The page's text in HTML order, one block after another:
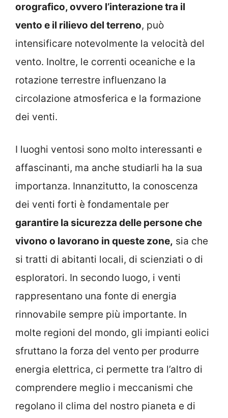
orografico, ovvero l’interazione tra il
vento e il rilievo del terreno, può
intensificare notevolmente la velocità del
vento. Inoltre, le correnti oceaniche e la
rotazione terrestre influenzano la
circolazione atmosferica e la formazione
dei venti.
I luoghi ventosi sono molto interessanti e
affascinanti, ma anche studiarli ha la sua
importanza. Innanzitutto, la conoscenza
dei venti forti è fondamentale per
garantire la sicurezza delle persone che
vivono o lavorano in queste zone, sia che
si tratti di abitanti locali, di scienziati o di
esploratori. In secondo luogo, i venti
rappresentano una fonte di energia
rinnovabile sempre più importante. In
molte regioni del mondo, gli impianti eolici
sfruttano la forza del vento per produrre
energia elettrica, ci permette tra l’altro di
comprendere meglio i meccanismi che
regolano il clima del nostro pianeta e di